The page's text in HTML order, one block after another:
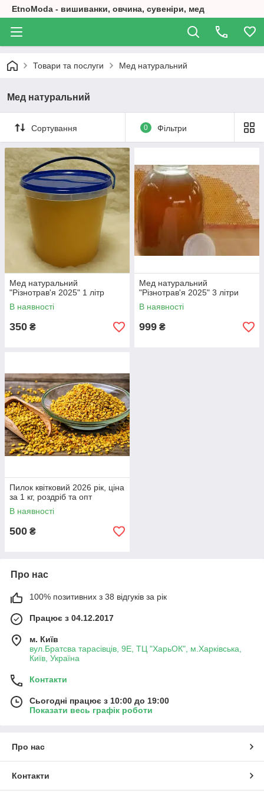
EtnoModa - вишиванки, овчина, сувеніри, мед
Товари та послуги Мед натуральний
Мед натуральний
Сортування 0 Фільтри
Мед натуральний
"Різнотрав'я 2025" 1 літр
В наявності
350 ₴
Мед натуральний
"Різнотрав'я 2025" 3 літри
В наявності
999 ₴
Пилок квітковий 2026 рік, ціна
за 1 кг, роздріб та опт
В наявності
500 ₴
Про нас
100% позитивних з 38 відгуків за рік
Працює з 04.12.2017
м. Київ
вул.Братсва тарасівців, 9Е, ТЦ "ХарьОК", м.Харківська,
Київ, Україна
Контакти
Сьогодні працює з 10:00 до 19:00
Показати весь графік роботи
Про нас
Контакти